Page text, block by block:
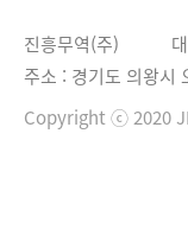
진흥무역(주)
주소 : 경기도 의왕시
Copyright ⓒ 2020